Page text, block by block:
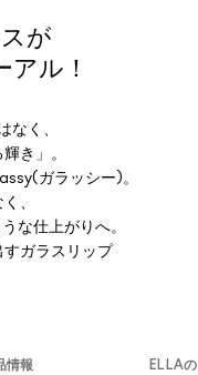
が
アル！
なく、
き」。
ガラッシー)。
、
な仕上がりへ。
ガラスリップ
情報 ELLA